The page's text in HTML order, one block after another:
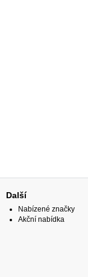
Další
Nabízené značky
Akční nabídka